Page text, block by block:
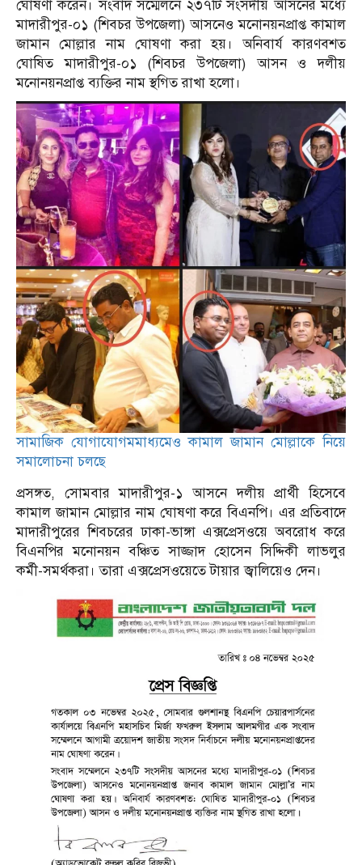
ঘোষণা করেন। সংবাদ সম্মেলনে ২৩৭টি সংসদীয় আসনের মধ্যে
মাদারীপুর-০১ (শিবচর উপজেলা) আসনেও মনোনয়নপ্রাপ্ত কামাল
জামান মোল্লার নাম ঘোষণা করা হয়। অনিবার্য কারণবশত
ঘোষিত মাদারীপুর-০১ (শিবচর উপজেলা) আসন ও দলীয়
মনোনয়নপ্রাপ্ত ব্যক্তির নাম স্থগিত রাখা হলো।
সামাজিক যোগাযোগমমাধ্যমেও কামাল জামান মোল্লাকে নিয়ে
সমালোচনা চলছে
প্রসঙ্গত, সোমবার মাদারীপুর-১ আসনে দলীয় প্রার্থী হিসেবে
কামাল জামান মোল্লার নাম ঘোষণা করে বিএনপি। এর প্রতিবাদে
মাদারীপুরের শিবচরের ঢাকা-ভাঙ্গা এক্সপ্রেসওয়ে অবরোধ করে
বিএনপির মনোনয়ন বঞ্চিত সাজ্জাদ হোসেন সিদ্দিকী লাভলুর
কর্মী-সমর্থকরা। তারা এক্সপ্রেসওয়েতে টায়ার জ্বালিয়েও দেন।